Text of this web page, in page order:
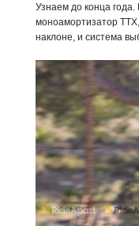
Узнаем до конца
моноамортизатор
наклоне, и система